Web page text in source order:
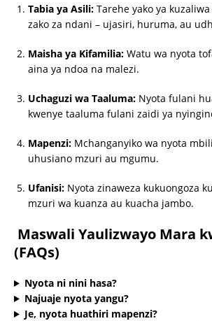
Tabia ya Asili: Tarehe yako ya
zako za ndani – ujasiri, huruma, au
Maisha ya Kifamilia: Watu wa nyota
aina ya ndoa na malezi.
Uchaguzi wa Taaluma: Nyota fulani
kwenye taaluma fulani zaidi ya
Mapenzi: Mchanganyiko wa nyota
uhusiano mzuri au mgumu.
Ufanisi: Nyota zinaweza kukuongoza
mzuri wa kuanza au kuacha jambo.
Maswali Yaulizwayo Mara
(FAQs)
Nyota ni nini hasa?
Najuaje nyota yangu?
Je, nyota huathiri mapenzi?